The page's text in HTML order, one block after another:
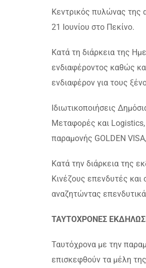
Κεντρικός πυλώνας της
21 Ιουνίου στο Πεκίνο.
Κατά τη διάρκεια της
ενδιαφέροντος καθώς
ενδιαφέρον για τους
Ιδιωτικοποιήσεις
Μεταφορές και Logistics,
παραμονής GOLDEN
Κατά την διάρκεια της
Κινέζους επενδυτές και
αναζητώντας
ΤΑΥΤΟΧΡΟΝΕΣ
Ταυτόχρονα με την
επισκεφθούν τα μέλη